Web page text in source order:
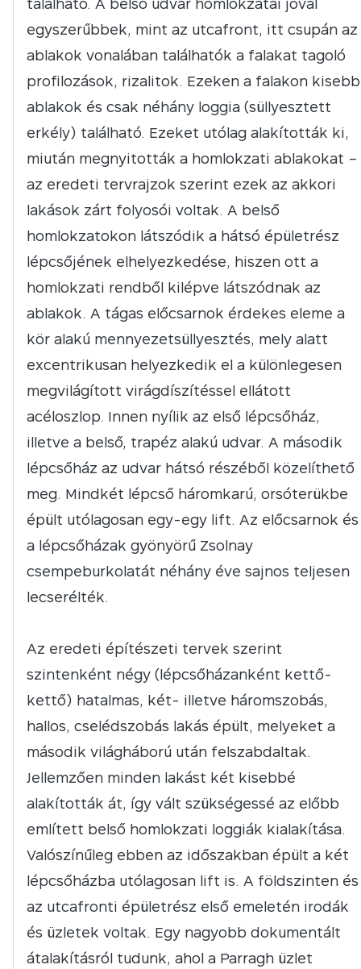
található. A belső udvar homlokzatai jóval
egyszerűbbek, mint az utcafront, itt csupán az
ablakok vonalában találhatók a falakat tagoló
profilozások, rizalitok. Ezeken a falakon kisebb
ablakok és csak néhány loggia (süllyesztett
erkély) található. Ezeket utólag alakították ki,
miután megnyitották a homlokzati ablakokat –
az eredeti tervrajzok szerint ezek az akkori
lakások zárt folyosói voltak. A belső
homlokzatokon látszódik a hátsó épületrész
lépcsőjének elhelyezkedése, hiszen ott a
homlokzati rendből kilépve látszódnak az
ablakok. A tágas előcsarnok érdekes eleme a
kör alakú mennyezetsüllyesztés, mely alatt
excentrikusan helyezkedik el a különlegesen
megvilágított virágdíszítéssel ellátott
acéloszlop. Innen nyílik az első lépcsőház,
illetve a belső, trapéz alakú udvar. A második
lépcsőház az udvar hátsó részéből közelíthető
meg. Mindkét lépcső háromkarú, orsóterükbe
épült utólagosan egy-egy lift. Az előcsarnok és
a lépcsőházak gyönyörű Zsolnay
csempeburkolatát néhány éve sajnos teljesen
lecserélték.
Az eredeti építészeti tervek szerint
szintenként négy (lépcsőházanként kettő-
kettő) hatalmas, két- illetve háromszobás,
hallos, cselédszobás lakás épült, melyeket a
második világháború után felszabdaltak.
Jellemzően minden lakást két kisebbé
alakították át, így vált szükségessé az előbb
említett belső homlokzati loggiák kialakítása.
Valószínűleg ebben az időszakban épült a két
lépcsőházba utólagosan lift is. A földszinten és
az utcafronti épületrész első emeletén irodák
és üzletek voltak. Egy nagyobb dokumentált
átalakításról tudunk, ahol a Parragh üzlet